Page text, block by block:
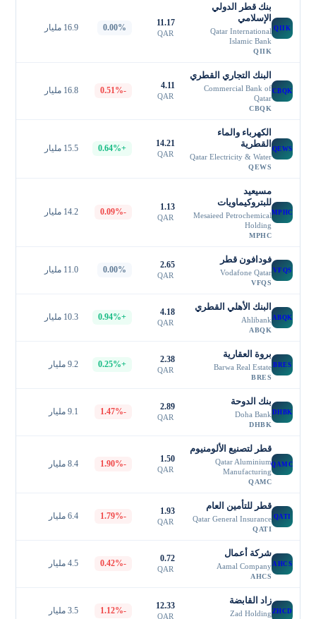
QIIK
بنك قطر الدولي
الإسلامي
Qatar International
Islamic Bank
QIIK
11.17
QAR
0.00% 16.9 مليار
CBQK
البنك التجاري القطري
Commercial Bank of
Qatar
CBQK
4.11
QAR
-0.51% 16.8 مليار
QEWS
الكهرباء والماء
القطرية
Qatar Electricity & Water
QEWS
14.21
QAR
+0.64% 15.5 مليار
MPHC
مسيعيد
للبتروكيماويات
Mesaieed Petrochemical
Holding
MPHC
1.13
QAR
-0.09% 14.2 مليار
VFQS
فودافون قطر
Vodafone Qatar
VFQS
2.65
QAR
0.00% 11.0 مليار
ABQK
البنك الأهلي القطري
Ahlibank
ABQK
4.18
QAR
+0.94% 10.3 مليار
BRES
بروة العقارية
Barwa Real Estate
BRES
2.38
QAR
+0.25% 9.2 مليار
DHBK
بنك الدوحة
Doha Bank
DHBK
2.89
QAR
-1.47% 9.1 مليار
QAMC
قطر لتصنيع الألومنيوم
Qatar Aluminium
Manufacturing
QAMC
1.50
QAR
-1.90% 8.4 مليار
QATI
قطر للتأمين العام
Qatar General Insurance
QATI
1.93
QAR
-1.79% 6.4 مليار
AHCS
شركة أعمال
Aamal Company
AHCS
0.72
QAR
-0.42% 4.5 مليار
ZHCD
زاد القابضة
Zad Holding
12.33
QAR
-1.12% 3.5 مليار